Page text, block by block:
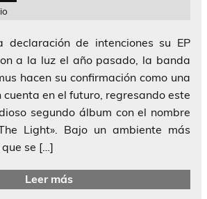
declaración de intenciones su EP
a la luz el año pasado, la banda
hacen su confirmación como una
en el futuro, regresando este
segundo álbum con el nombre
Light». Bajo un ambiente más
se […]
Leer más